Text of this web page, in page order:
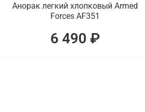
Анорак легкий хлопковый Armed
Forces AF351
6 490 ₽